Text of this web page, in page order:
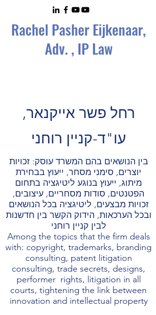
Rachel Pasher Eijkenaar,
Adv. , IP Law
רחל פשר אייקנאר,
עו"ד-קניין רוחני
בין הנושאים בהם המשרד עוסק: זכויות
יוצרים, סימני מסחר, ייעוץ בבחירת
מיתוג, ייעוץ בנוגע ליטיגציה בתחום
הפטנטים, סודות מסחריים, עיצובים,
זכויות מבצעים, ליטיגציה בכל הנושאים
ובכל הערכאות, הידוק הקשר בין חדשנות
לבין קניין רוחני
Among the topics that the firm deals
with: copyright, trademarks, branding
consulting, patent litigation
consulting, trade secrets, designs,
performer rights, litigation in all
courts, tightening the link between
innovation and intellectual property